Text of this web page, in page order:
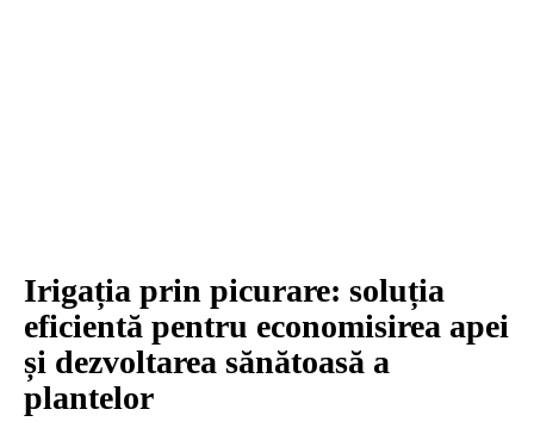
Irigația prin picurare: soluția
eficientă pentru economisirea apei
și dezvoltarea sănătoasă a
plantelor